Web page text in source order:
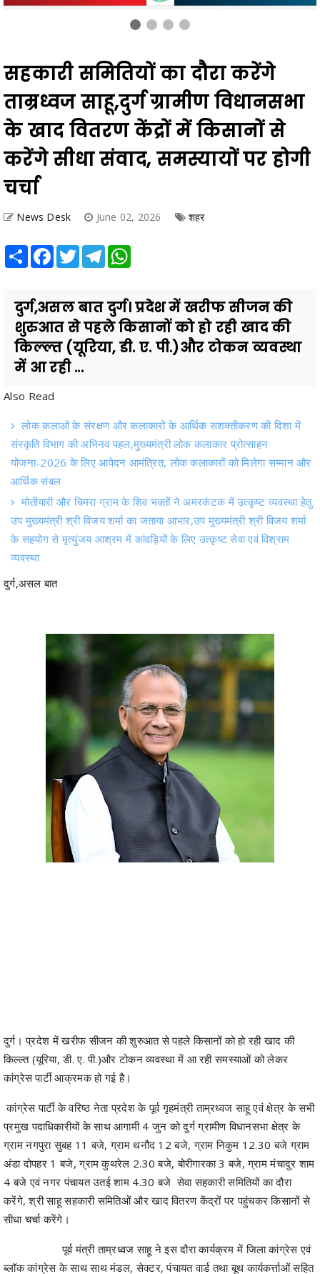
सहकारी समितियों का दौरा करेंगे
ताम्रध्वज साहू,दुर्ग ग्रामीण विधानसभा
के खाद वितरण केंद्रों में किसानों से
करेंगे सीधा संवाद, समस्यायों पर होगी
चर्चा
News Desk
दुर्ग,असल बात दुर्ग। प्रदेश में खरीफ सीजन की
किल्ल्त (यूरिया, डी. ए. पी.)और टोकन व्यवस्था
में आ रही ...
Also Read
संस्कृति विभाग की अभिनव पहल,मुख्यमंत्री लोक कलाकार प्रोत्साहन
योजना-2026 के लिए आवेदन आमंत्रित, लोक कलाकारों को मिलेगा सम्मान और
आर्थिक संबल
मोतीयारी और चिमरा ग्राम के शिव भक्तों ने अमरकंटक में उत्कृष्ट व्यवस्था हेतु
उप मुख्यमंत्री श्री विजय शर्मा का जताया आभार,उप मुख्यमंत्री श्री विजय शर्मा
के सहयोग से मृत्युंजय आश्रम में कांवड़ियों के लिए उत्कृष्ट सेवा एवं विश्राम
व्यवस्था
दुर्ग,असल बात
कांग्रेस पार्टी आक्रमक हो गई है।
कांग्रेस पार्टी के वरिष्ठ नेता प्रदेश के पूर्व गृहमंत्री ताम्रध्वज साहू एवं क्षेत्र के सभी
प्रमुख पदाधिकारीयों के साथ आगामी 4 जुन को दुर्ग ग्रामीण विधानसभा क्षेत्र के
ग्राम नगपुरा सुबह 11 बजे, ग्राम थनौद 12 बजे, ग्राम निकुम 12.30 बजे ग्राम
अंडा दोपहर 1 बजे, ग्राम कुथरेल 2.30 बजे, बोरीगारका 3 बजे, ग्राम मंचादुर शाम
4 बजे एवं नगर पंचायत उतई शाम 4.30 बजे सेवा सहकारी समितियों का दौरा
करेंगे, श्री साहू सहकारी समितिओं और खाद वितरण केंद्रों पर पहुंचकर किसानों से
सीधा चर्चा करेंगे।
पूर्व मंत्री ताम्रध्वज साहू ने इस दौरा कार्यक्रम में जिला कांग्रेस एवं
ब्लॉक कांग्रेस के साथ साथ मंडल, सेक्टर, पंचायत वार्ड तथा बूथ कार्यकर्त्ताओं सहित
एवं क्षेत्र के किसान भाइयों से अपील किया है की वें अपनी समस्याओं को लेकर डरे
नहीं बल्कि सभी एकजुट होकर अधिक से अधिक संख्या में सामने आये ताकि भाजपा